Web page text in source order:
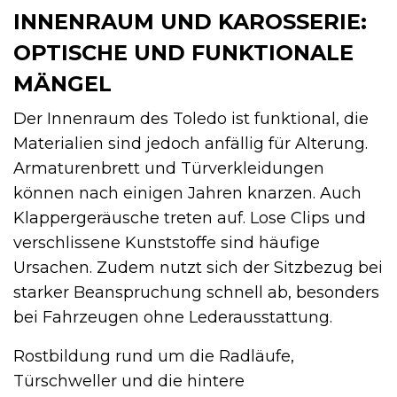
INNENRAUM UND KAROSSERIE:
OPTISCHE UND FUNKTIONALE
MÄNGEL
Der Innenraum des Toledo ist funktional, die
Materialien sind jedoch anfällig für Alterung.
Armaturenbrett und Türverkleidungen
können nach einigen Jahren knarzen. Auch
Klappergeräusche treten auf. Lose Clips und
verschlissene Kunststoffe sind häufige
Ursachen. Zudem nutzt sich der Sitzbezug bei
starker Beanspruchung schnell ab, besonders
bei Fahrzeugen ohne Lederausstattung.
Rostbildung rund um die Radläufe,
Türschweller und die hintere